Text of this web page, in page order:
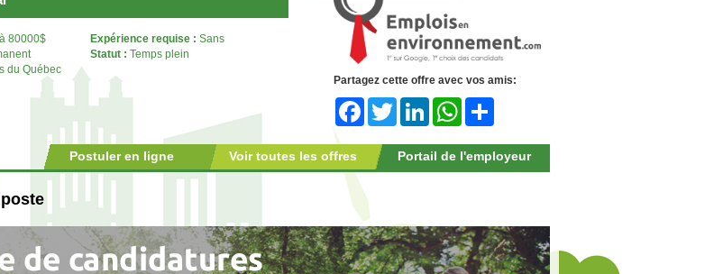
80000$
du Québec
Expérience requise : Sans
Statut : Temps plein
Partagez cette offre avec vos amis:
FacebookTwitter LinkedIn WhatsApp
Portail de l'employeur
Voir toutes les offres
Postuler en ligne